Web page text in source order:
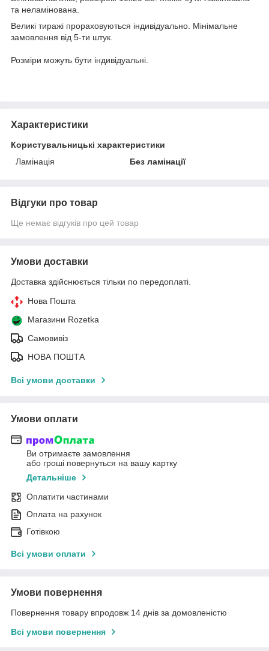
та неламінована.
Великі тиражі прораховуються індивідуально. Мінімальне
замовлення від 5-ти штук.
Розміри можуть бути індивідуальні.
Характеристики
Користувальницькі характеристики
Ламінація
Без ламінації
Відгуки про товар
Ще немає відгуків про цей товар
Умови доставки
Доставка здійснюється тільки по передоплаті.
Нова Пошта
Магазини Rozetka
Самовивіз
НОВА ПОШТА
Всі умови доставки
Умови оплати
Ви отримаєте замовлення
або гроші повернуться на вашу картку
Детальніше
Оплатити частинами
Оплата на рахунок
Готівкою
Всі умови оплати
Умови повернення
Повернення товару впродовж 14 днів за домовленістю
Всі умови повернення